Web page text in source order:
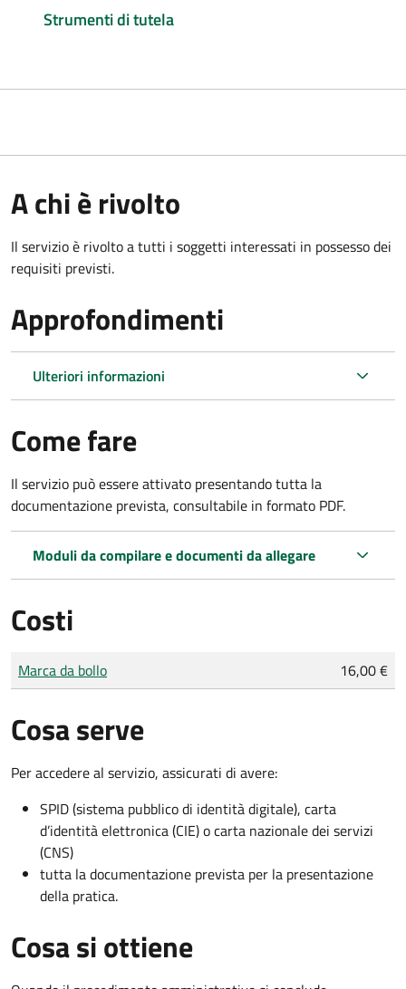
Strumenti di tutela
A chi è rivolto
Il servizio è rivolto a tutti i soggetti interessati in possesso dei
requisiti previsti.
Approfondimenti
Ulteriori informazioni
Come fare
Il servizio può essere attivato presentando tutta la
documentazione prevista, consultabile in formato PDF.
Moduli da compilare e documenti da allegare
Costi
Tipo di pagamento
Importo
Marca da bollo 16,00 €
Cosa serve
Per accedere al servizio, assicurati di avere:
SPID (sistema pubblico di identità digitale), carta
d’identità elettronica (CIE) o carta nazionale dei servizi
(CNS)
tutta la documentazione prevista per la presentazione
della pratica.
Cosa si ottiene